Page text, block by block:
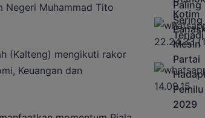
Negeri Muhammad Tito
(Kalteng) mengikuti rakor
Keuangan dan